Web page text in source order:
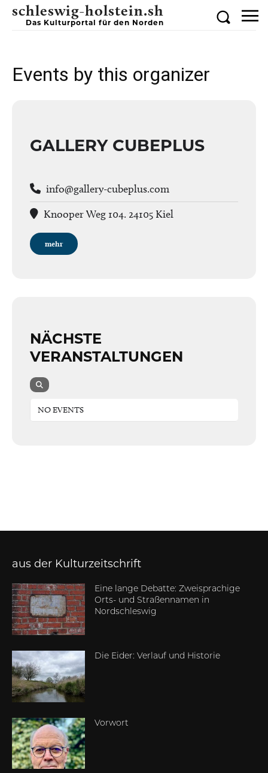
schleswig-holstein.sh
Das Kulturportal für den Norden
Events by this organizer
GALLERY CUBEPLUS
info@gallery-cubeplus.com
Knooper Weg 104. 24105 Kiel
mehr
NÄCHSTE
VERANSTALTUNGEN
NO EVENTS
aus der Kulturzeitschrift
Eine lange Debatte: Zweisprachige
Orts- und Straßennamen in
Nordschleswig
Die Eider: Verlauf und Historie
Vorwort